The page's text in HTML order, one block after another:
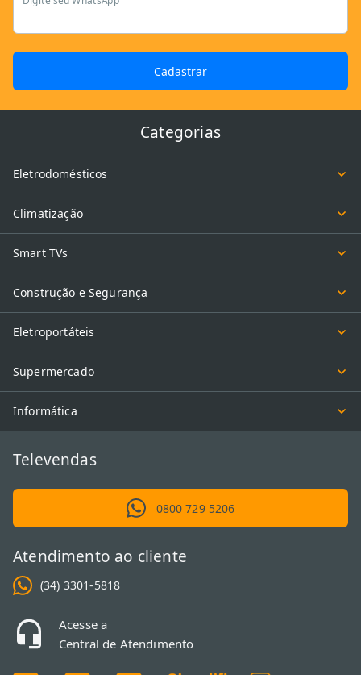
Cadastrar
Categorias
Eletrodomésticos
Climatização
Smart TVs
Construção e Segurança
Eletroportáteis
Supermercado
Informática
Televendas
0800 729 5206
Atendimento ao cliente
(34) 3301-5818
Acesse a
Central de Atendimento